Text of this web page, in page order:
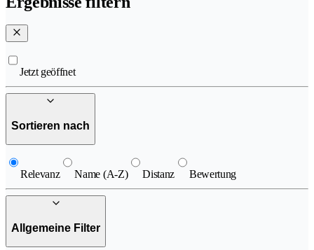
Jetzt geöffnet
Sortieren nach
Relevanz Name (A-Z) Distanz Bewertung
Allgemeine Filter